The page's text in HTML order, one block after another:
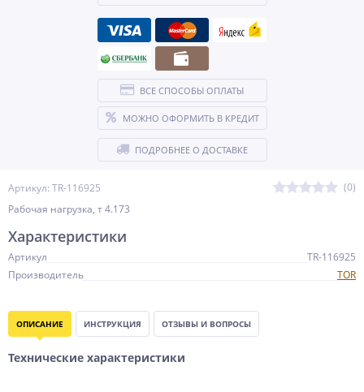
Артикул: TR-116925
(0)
Рабочая нагрузка, т 4.173
ВСЕ СПОСОБЫ ОПЛАТЫ
МОЖНО ОФОРМИТЬ В КРЕДИТ
ПОДРОБНЕЕ О ДОСТАВКЕ
Характеристики
Артикул
TR-116925
Производитель
TOR
ОПИСАНИЕ ИНСТРУКЦИЯ ОТЗЫВЫ И ВОПРОСЫ
Технические характеристики